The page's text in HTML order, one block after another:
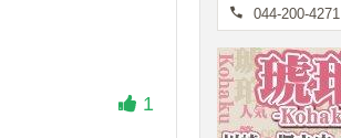
1
044-200-4271